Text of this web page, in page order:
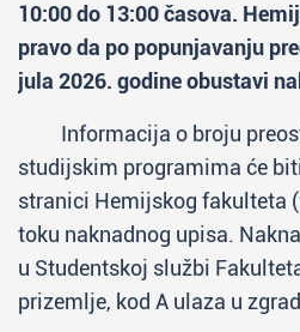
10:00 do 13:00 časova.
pravo da po popunjavanju
jula 2026. godine obustavi
Informacija o broju
studijskim programima će
stranici Hemijskog fakulteta (
toku naknadnog upisa.
u Studentskoj službi
prizemlje, kod A ulaza u